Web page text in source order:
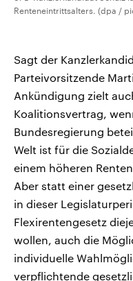
Renteneintrittsalters. (dpa /
Sagt der
Parteivorsitzende
Ankündigung zielt
Koalitionsvertrag,
Bundesregierung
Welt ist für die
einem höheren
Aber statt einer
in dieser
Flexirentengesetz
wollen, auch die
individuelle
verpflichtende